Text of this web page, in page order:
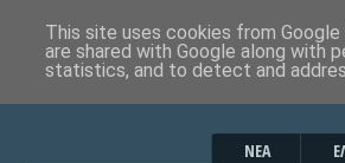
ΝΕΑ
This site uses cookies from
are shared with Google along with
statistics, and to detect and